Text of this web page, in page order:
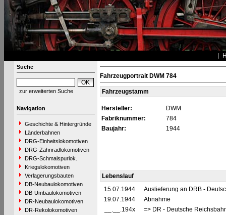
Suche
zur erweiterten Suche
Navigation
Geschichte & Hintergründe
Länderbahnen
DRG-Einheitslokomotiven
DRG-Zahnradlokomotiven
DRG-Schmalspurlok.
Kriegslokomotiven
Verlagerungsbauten
DB-Neubaulokomotiven
DB-Umbaulokomotiven
DR-Neubaulokomotiven
DR-Rekolokomotiven
Fahrzeugportrait DWM 784
Fahrzeugstamm
Hersteller:
DWM
Fabriknummer:
784
Baujahr:
1944
Lebenslauf
15.07.1944
Auslieferung an DRB -
19.07.1944
Abnahme
__.__.194x
=> DR - Deutsche